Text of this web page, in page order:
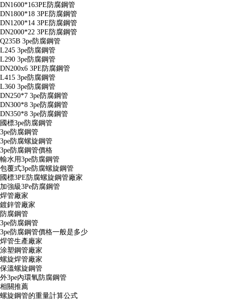
DN1600*163PE防腐鋼管
DN1800*18 3PE防腐鋼管
DN1200*14 3PE防腐鋼管
DN2000*22 3PE防腐鋼管
Q235B 3pe防腐鋼管
L245 3pe防腐鋼管
L290 3pe防腐鋼管
DN200x6 3PE防腐鋼管
L415 3pe防腐鋼管
L360 3pe防腐鋼管
DN250*7 3pe防腐鋼管
DN300*8 3pe防腐鋼管
DN350*8 3pe防腐鋼管
國標3pe防腐鋼管
3pe防腐鋼管
3pe防腐螺旋鋼管
3pe防腐鋼管價格
輸水用3pe防腐鋼管
包覆式3pe防腐螺旋鋼管
國標3PE防腐螺旋鋼管廠家
加強級3Pe防腐鋼管
焊管廠家
鍍鋅管廠家
防腐鋼管
3pe防腐鋼管
3pe防腐鋼管價格一般是多少
焊管生產廠家
涂塑鋼管廠家
螺旋焊管廠家
保溫螺旋鋼管
外3pe內環氧防腐鋼管
相關推薦
螺旋鋼管的重量計算公式